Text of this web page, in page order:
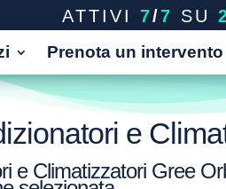
ATTIVI 7/7 SU
Prenota un intervento
e
e Climatizzatori Gree